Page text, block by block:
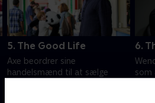
5. The Good Life
Axe beordrer sine
handelsmænd til at sælge
6.
som